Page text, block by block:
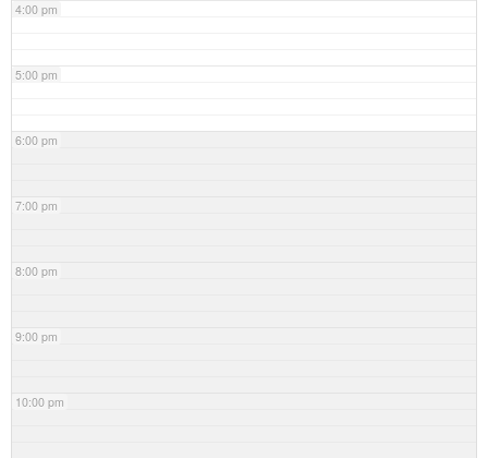
4:00 pm
5:00 pm
6:00 pm
7:00 pm
8:00 pm
9:00 pm
10:00 pm